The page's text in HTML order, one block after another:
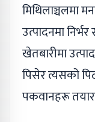
मिथिलाञ्चलमा
उत्पादनमा
खेतबारीमा
पिसेर त्यसको
पकवानहरू तयार